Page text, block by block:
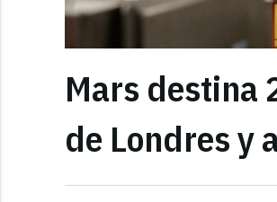
Mars destina
de Londres y